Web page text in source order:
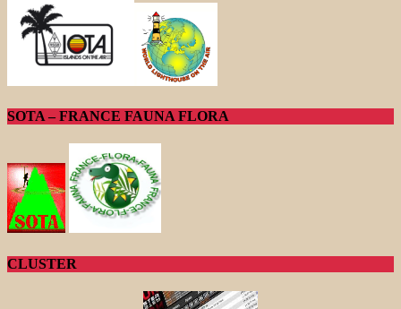
SOTA – FRANCE FAUNA FLORA
CLUSTER